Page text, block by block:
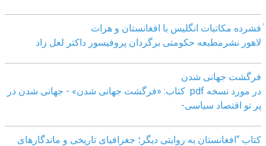
ٰفشرده مکاتبات انگلیس با افغانستان و هرات
لاهور نشرمطبعه حکومتی برگردان پروفیسور داکتر لعل زاد
فرگشت جهانی شدن
در مورد نسخه pdf کتاب: «فرگشت جهانی شدن» - جهانی شدن در
پر تو اقتصاد سیاسی-
کتاب “افغانستان به روایتی دیگر؛ جغرافیای تاریخی و ماندگارهای